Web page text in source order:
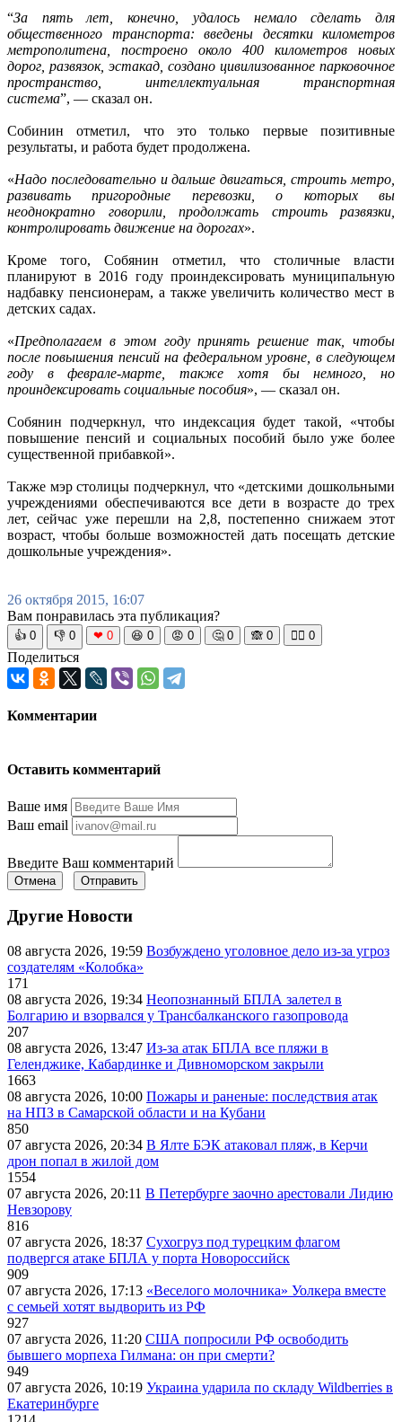
“За пять лет, конечно, удалось немало сделать для
общественного транспорта: введены десятки километров
метрополитена, построено около 400 километров новых
дорог, развязок, эстакад, создано цивилизованное парковочное
пространство, интеллектуальная транспортная
система”, — сказал он.
Собинин отметил, что это только первые позитивные
результаты, и работа будет продолжена.
«Надо последовательно и дальше двигаться, строить метро,
развивать пригородные перевозки, о которых вы
неоднократно говорили, продолжать строить развязки,
контролировать движение на дорогах».
Кроме того, Собянин отметил, что столичные власти
планируют в 2016 году проиндексировать муниципальную
надбавку пенсионерам, а также увеличить количество мест в
детских садах.
«Предполагаем в этом году принять решение так, чтобы
после повышения пенсий на федеральном уровне, в следующем
году в феврале-марте, также хотя бы немного, но
проиндексировать социальные пособия», — сказал он.
Собянин подчеркнул, что индексация будет такой, «чтобы
повышение пенсий и социальных пособий было уже более
существенной прибавкой».
Также мэр столицы подчеркнул, что «детскими дошкольными
учреждениями обеспечиваются все дети в возрасте до трех
лет, сейчас уже перешли на 2,8, постепенно снижаем этот
возраст, чтобы больше возможностей дать посещать детские
дошкольные учреждения».
26 октября 2015, 16:07
Вам понравилась эта публикация?
👍 0 👎 0 ❤ 0 😆 0 😡 0 🤔 0 🙈 0 🧘‍♀️ 0
Поделиться
Комментарии
Оставить комментарий
Ваше имя
Ваш email
Введите Ваш комментарий
Отмена Отправить
Другие Новости
08 августа 2026, 19:59 Возбуждено уголовное дело из-за угроз
создателям «Колобка»
171
08 августа 2026, 19:34 Неопознанный БПЛА залетел в
Болгарию и взорвался у Трансбалканского газопровода
207
08 августа 2026, 13:47 Из-за атак БПЛА все пляжи в
Геленджике, Кабардинке и Дивноморском закрыли
1663
08 августа 2026, 10:00 Пожары и раненые: последствия атак
на НПЗ в Самарской области и на Кубани
850
07 августа 2026, 20:34 В Ялте БЭК атаковал пляж, в Керчи
дрон попал в жилой дом
1554
07 августа 2026, 20:11 В Петербурге заочно арестовали Лидию
Невзорову
816
07 августа 2026, 18:37 Сухогруз под турецким флагом
подвергся атаке БПЛА у порта Новороссийск
909
07 августа 2026, 17:13 «Веселого молочника» Уолкера вместе
с семьей хотят выдворить из РФ
927
07 августа 2026, 11:20 США попросили РФ освободить
бывшего морпеха Гилмана: он при смерти?
949
07 августа 2026, 10:19 Украина ударила по складу Wildberries в
Екатеринбурге